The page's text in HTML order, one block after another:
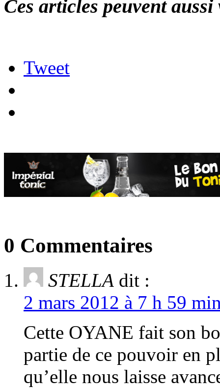
Ces articles peuvent
Tweet
0 Commentaires
STELLA dit :
2 mars 2012 à 7 h 59
Cette OYANE fait son
partie de ce pouvoir en
qu’elle nous laisse